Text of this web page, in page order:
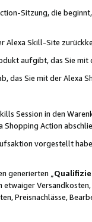
Sitzung, die
Alexa Skill-Site
aufgibt, das Sie mit
das Sie mit der Alexa
Session in den
Shopping Action
vorgestellt
generierten „
Preisnachlässe,